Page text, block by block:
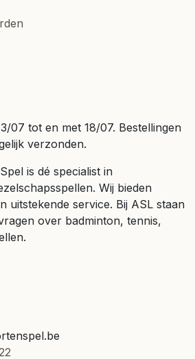
07 tot en met 18/07. Bestellingen
verzonden.
is dé specialist in
Wij bieden
uitstekende service. Bij ASL staan
over badminton, tennis,